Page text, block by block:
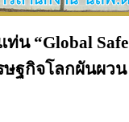
ท่น “Global
ษฐกิจโลกผันผวน